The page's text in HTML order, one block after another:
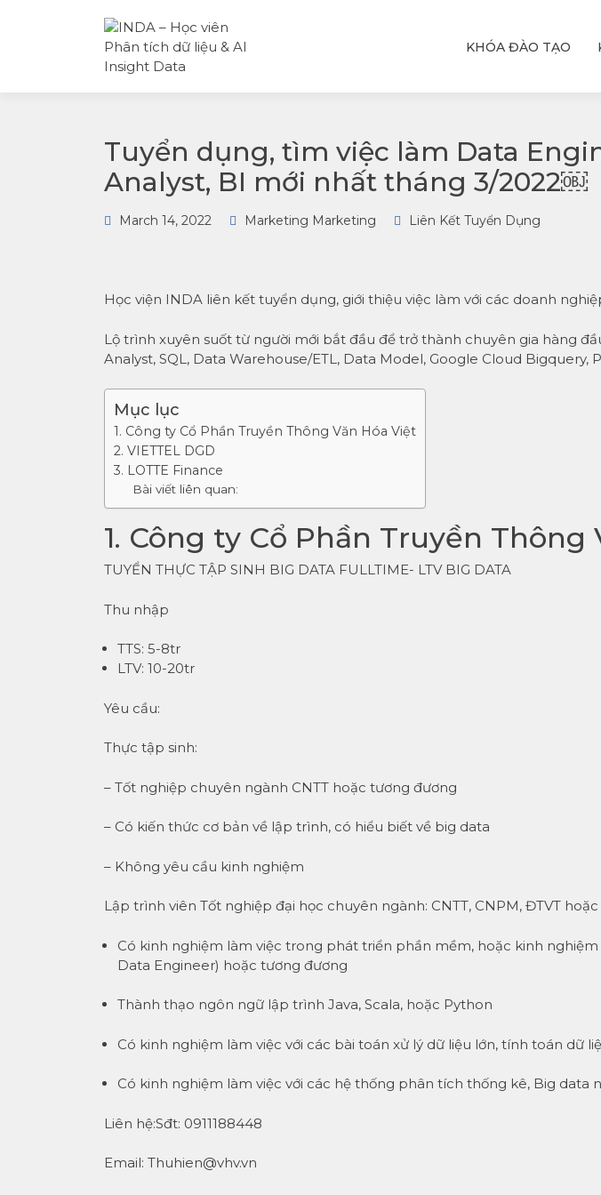
& AI INSIGHT
chứng khoán và doanh
KHÓA ĐÀO TẠO
Tuyển dụng, tìm việc làm Data
Analyst, BI mới nhất tháng 3/2022￼
March 14, 2022 Marketing Marketing Liên Kết Tuyển Dụng
Học viện INDA liên kết tuyển dụng, giới thiệu việc làm với các doanh
Lộ trình xuyên suốt từ người mới bắt đầu để trở thành chuyên gia hàng
Analyst, SQL, Data Warehouse/ETL, Data Model, Google Cloud Bigquery,
Mục lục
1. Công ty Cổ Phần Truyền Thông Văn Hóa Việt
2. VIETTEL DGD
3. LOTTE Finance
Bài viết liên quan:
1. Công ty Cổ Phần Truyền Thông
TUYỂN THỰC TẬP SINH BIG DATA FULLTIME- LTV BIG DATA
Thu nhập
TTS: 5-8tr
LTV: 10-20tr
Yêu cầu:
Thực tập sinh:
– Tốt nghiệp chuyên ngành CNTT hoặc tương đương
– Có kiến thức cơ bản về lập trình, có hiểu biết về big data
– Không yêu cầu kinh nghiệm
Lập trình viên Tốt nghiệp đại học chuyên ngành: CNTT, CNPM, ĐTVT
Có kinh nghiệm làm việc trong phát triển phần mềm, hoặc kinh nghiệm
Data Engineer) hoặc tương đương
Thành thạo ngôn ngữ lập trình Java, Scala, hoặc Python
Có kinh nghiệm làm việc với các bài toán xử lý dữ liệu lớn, tính toán dữ
Có kinh nghiệm làm việc với các hệ thống phân tích thống kê, Big data
Liên hệ:Sđt: 0911188448
Email: Thuhien@vhv.vn